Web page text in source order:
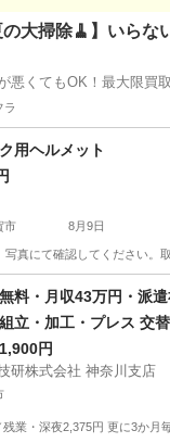
戸塚駅 ホンダ ロンホ
の大掃除🧹】いらな
悪くてもOK！最大限買
ラ
用ヘルメット
市 8月9日
写真にて確認してください。
その他
料・月収43万円・派
立・加工・プレス 交替
円
研株式会社 神奈川支店
業・深夜2,375円 更に3か